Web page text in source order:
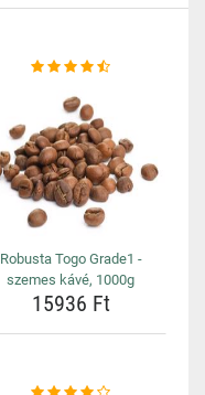
Robusta Togo Grade1 -
szemes kávé, 1000g
15936 Ft